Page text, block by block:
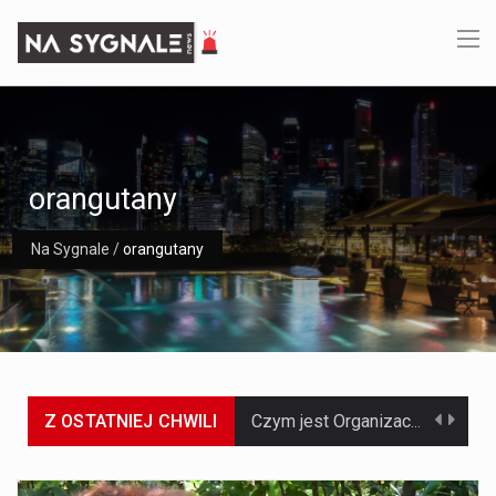
Na Sygnale /orangutany
orangutany
Z OSTATNIEJ CHWILI Czym jest Organizacja Traktatu Północnoatlantyckiego? Organizacja Traktatu Północnoatlantyckiego, powszechnie znana jako NATO, to międzynarodowy sojusz polityczno-wojskowy, który powstał 4 kwietnia 1949 roku. Został założony przez…